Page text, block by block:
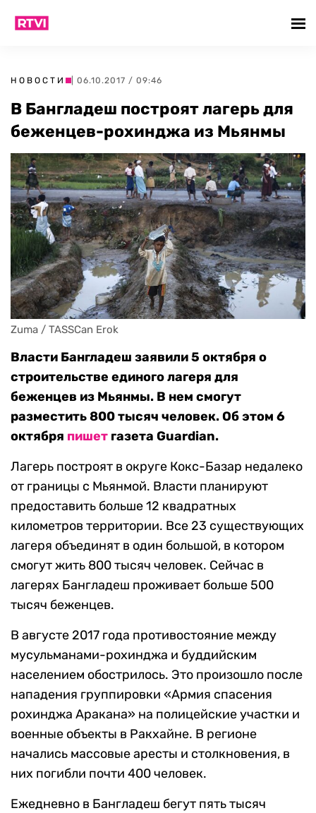
НОВОСТИ | 06.10.2017 / 09:46
В Бангладеш построят лагерь для
беженцев-рохинджа из Мьянмы
Zuma / TASSCan Erok
Власти Бангладеш заявили 5 октября о
строительстве единого лагеря для
беженцев из Мьянмы. В нем смогут
разместить 800 тысяч человек. Об этом 6
октября пишет газета Guardian.
Лагерь построят в округе Кокс-Базар недалеко
от границы с Мьянмой. Власти планируют
предоставить больше 12 квадратных
километров территории. Все 23 существующих
лагеря объединят в один большой, в котором
смогут жить 800 тысяч человек. Сейчас в
лагерях Бангладеш проживает больше 500
тысяч беженцев.
В августе 2017 года противостояние между
мусульманами-рохинджа и буддийским
населением обострилось. Это произошло после
нападения группировки «Армия спасения
рохинджа Аракана» на полицейские участки и
военные объекты в Ракхайне. В регионе
начались массовые аресты и столкновения, в
них погибли почти 400 человек.
Ежедневно в Бангладеш бегут пять тысяч